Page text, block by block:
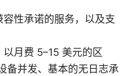
性承诺的服务，以及支
月费 5–15 美元的区
备并发、基本的无日志承